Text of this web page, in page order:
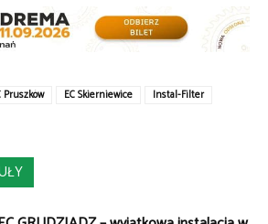
Pruszków EC Skierniewice
Instal-Filter